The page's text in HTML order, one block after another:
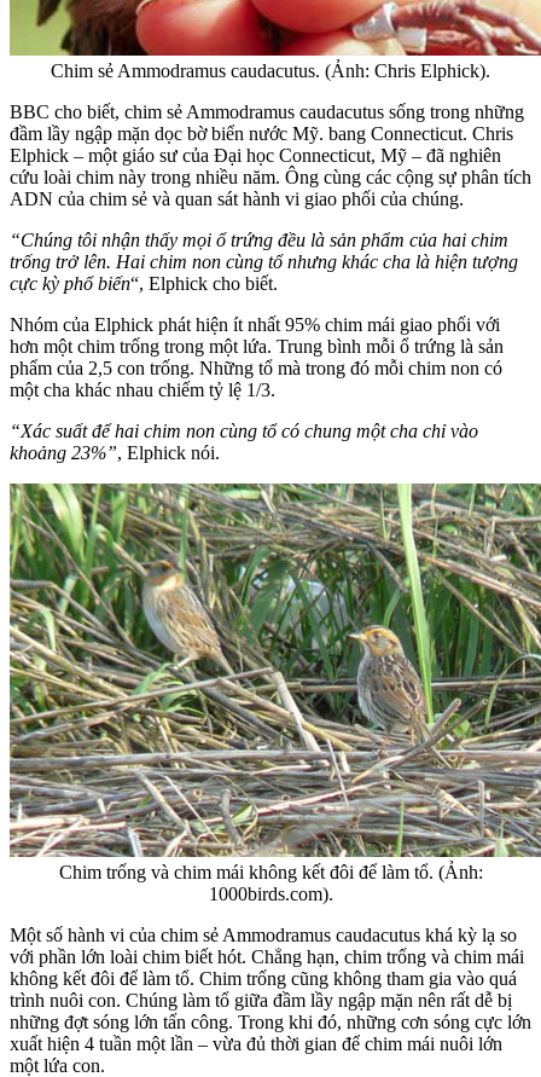
Chim sẻ Ammodramus caudacutus. (Ảnh: Chris Elphick).
BBC cho biết, chim sẻ Ammodramus caudacutus sống trong những
đầm lầy ngập mặn dọc bờ biển nước Mỹ. bang Connecticut. Chris
Elphick – một giáo sư của Đại học Connecticut, Mỹ – đã nghiên
cứu loài chim này trong nhiều năm. Ông cùng các cộng sự phân tích
ADN của chim sẻ và quan sát hành vi giao phối của chúng.
“Chúng tôi nhận thấy mọi ổ trứng đều là sản phẩm của hai chim
trống trở lên. Hai chim non cùng tổ nhưng khác cha là hiện tượng
cực kỳ phổ biến“, Elphick cho biết.
Nhóm của Elphick phát hiện ít nhất 95% chim mái giao phối với
hơn một chim trống trong một lứa. Trung bình mỗi ổ trứng là sản
phẩm của 2,5 con trống. Những tổ mà trong đó mỗi chim non có
một cha khác nhau chiếm tỷ lệ 1/3.
“Xác suất để hai chim non cùng tổ có chung một cha chỉ vào
khoảng 23%”, Elphick nói.
Chim trống và chim mái không kết đôi để làm tổ. (Ảnh:
1000birds.com).
Một số hành vi của chim sẻ Ammodramus caudacutus khá kỳ lạ so
với phần lớn loài chim biết hót. Chẳng hạn, chim trống và chim mái
không kết đôi để làm tổ. Chim trống cũng không tham gia vào quá
trình nuôi con. Chúng làm tổ giữa đầm lầy ngập mặn nên rất dễ bị
những đợt sóng lớn tấn công. Trong khi đó, những cơn sóng cực lớn
xuất hiện 4 tuần một lần – vừa đủ thời gian để chim mái nuôi lớn
một lứa con.